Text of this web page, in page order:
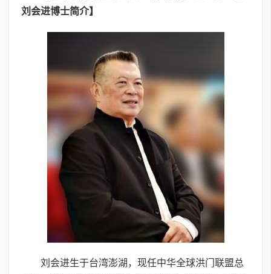
刘会进博士简介】
刘会进生于台湾澎湖，现任中华全球洪门联盟总